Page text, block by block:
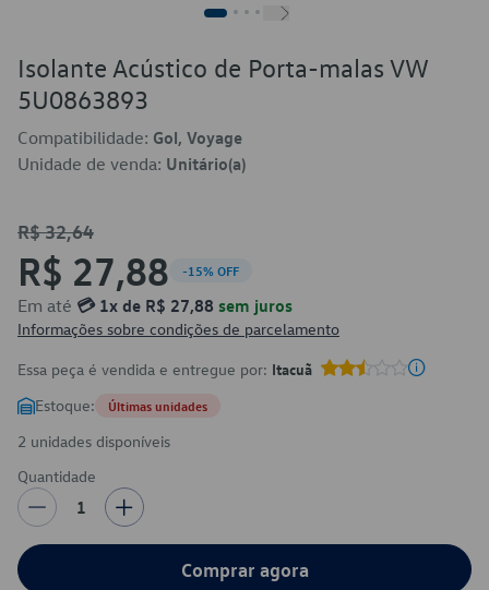
Isolante Acústico de Porta-malas VW
5U0863893
Compatibilidade: Gol, Voyage
Unidade de venda: Unitário(a)
R$ 32,64
R$ 27,88 -15% OFF
Em até 💳 1x de R$ 27,88 sem juros
Informações sobre condições de parcelamento
Essa peça é vendida e entregue por: Itacuã
Estoque: Últimas unidades
2 unidades disponíveis
Quantidade
1
Comprar agora